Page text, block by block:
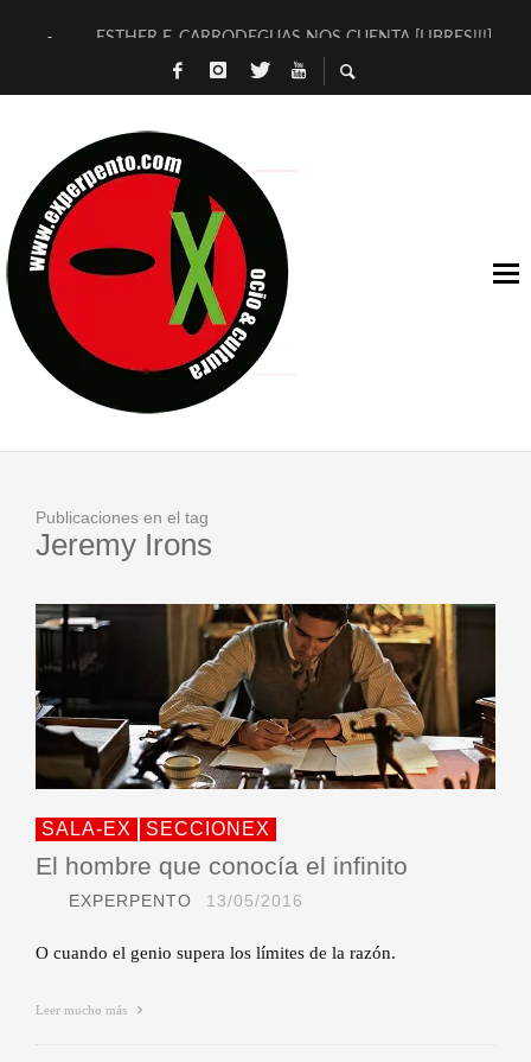
ESTHER F. CARRODEGUAS NOS CUENTA [LIBRES!!!]
[TERRA DE GUAPES] DE SANDRA MONFORT
TIMBRE 4, LA ESCUELA DEL DIRECTOR TEATRAL CLAUDIO
30 AÑOS (NO ES NADA) DE LA KATARSIS DEL TOMATAZO
MILITARES JUDÍAS EN #EXVITA
D’BALDOMEROS REINVENTAN [BITÁCORA 3.0] EN EXVITA
MARSHALL FLASH PRESENTA EN EXVITA [RELATIVA
JOFRE BARDAGÍ EN EXVITA INTERPRETANDO A SERRAT
Publicaciones en el tag
Jeremy Irons
SALA-EX SECCIONEX
El hombre que conocía el infinito
EXPERPENTO 13/05/2016
O cuando el genio supera los límites de la razón.
Leer mucho más